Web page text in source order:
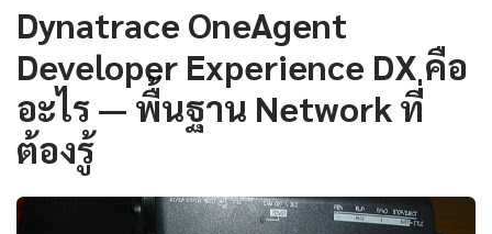
Dynatrace OneAgent
Developer Experience DX คือ
อะไร — พื้นฐาน Network ที่
ต้องรู้